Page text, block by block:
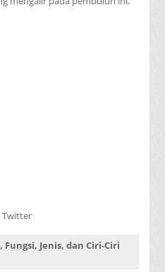
Twitter
Jenis, dan Ciri-Ciri